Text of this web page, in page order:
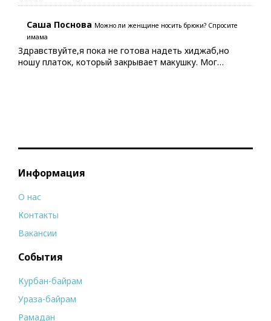
Саша Поснова Можно ли женщине носить брюки? Спросите
имама
Здравствуйте,я пока не готова надеть хиджаб,но
ношу платок, который закрывает макушку. Мог…
Информация
О нас
Контакты
Вакансии
События
Курбан-байрам
Ураза-байрам
Рамадан